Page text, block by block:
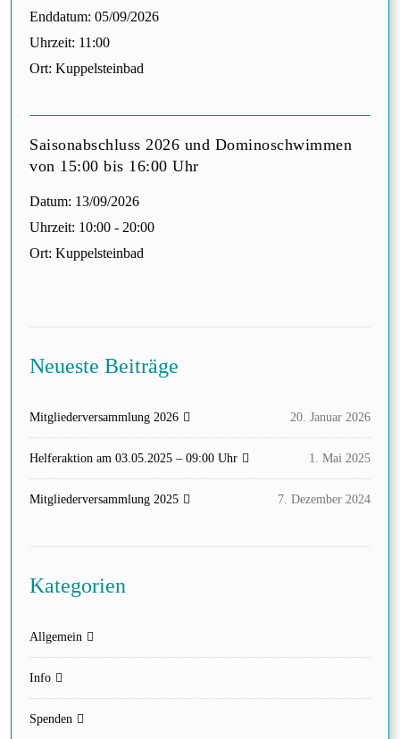
Enddatum: 05/09/2026
Uhrzeit: 11:00
Ort: Kuppelsteinbad
Saisonabschluss 2026 und Dominoschwimmen
von 15:00 bis 16:00 Uhr
Datum: 13/09/2026
Uhrzeit: 10:00 - 20:00
Ort: Kuppelsteinbad
Neueste Beiträge
Mitgliederversammlung 2026 20. Januar 2026
Helferaktion am 03.05.2025 – 09:00 Uhr 1. Mai 2025
Mitgliederversammlung 2025 7. Dezember 2024
Kategorien
Allgemein
Info
Spenden